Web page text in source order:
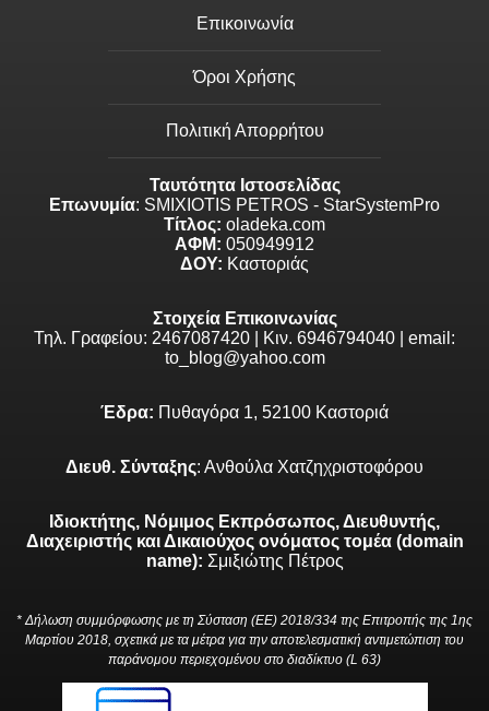
Επικοινωνία
Όροι Χρήσης
Πολιτική Απορρήτου
Ταυτότητα Ιστοσελίδας
Επωνυμία: SMIXIOTIS PETROS - StarSystemPro
Τίτλος: oladeka.com
ΑΦΜ: 050949912
ΔΟΥ: Καστοριάς
Στοιχεία Επικοινωνίας
Τηλ. Γραφείου: 2467087420 | Κιν. 6946794040 | email:
to_blog@yahoo.com
Έδρα: Πυθαγόρα 1, 52100 Καστοριά
Διευθ. Σύνταξης: Ανθούλα Χατζηχριστοφόρου
Ιδιοκτήτης, Νόμιμος Εκπρόσωπος, Διευθυντής,
Διαχειριστής και Δικαιούχος ονόματος τομέα (domain
name): Σμιξιώτης Πέτρος
* Δήλωση συμμόρφωσης με τη Σύσταση (ΕΕ) 2018/334 της Επιτροπής της 1ης
Μαρτίου 2018, σχετικά με τα μέτρα για την αποτελεσματική αντιμετώπιση του
παράνομου περιεχομένου στο διαδίκτυο (L 63)